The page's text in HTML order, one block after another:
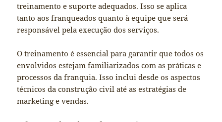
treinamento e suporte adequados. Isso se aplica
tanto aos franqueados quanto à equipe que será
responsável pela execução dos serviços.
O treinamento é essencial para garantir que todos os
envolvidos estejam familiarizados com as práticas e
processos da franquia. Isso inclui desde os aspectos
técnicos da construção civil até as estratégias de
marketing e vendas.